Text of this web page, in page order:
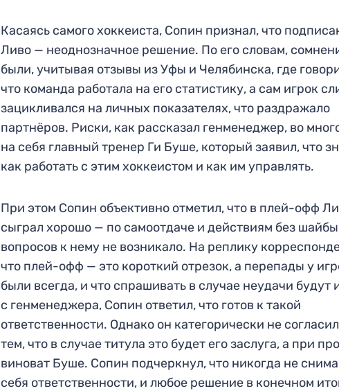
Касаясь самого хоккеиста, Сопин признал, что
Ливо — неоднозначное решение. По его словам,
были, учитывая отзывы из Уфы и Челябинска, где
что команда работала на его статистику, а сам игрок
зацикливался на личных показателях, что раздражало
партнёров. Риски, как рассказал генменеджер, во
на себя главный тренер Ги Буше, который заявил, что
как работать с этим хоккеистом и как им управлять.
При этом Сопин объективно отметил, что в плей-офф
сыграл хорошо — по самоотдаче и действиям без шайбы
вопросов к нему не возникало. На реплику
что плей-офф — это короткий отрезок, а перепады у
были всегда, и что спрашивать в случае неудачи будут
с генменеджера, Сопин ответил, что готов к такой
ответственности. Однако он категорически не
тем, что в случае титула это будет его заслуга, а при
виноват Буше. Сопин подчеркнул, что никогда не
себя ответственности, и любое решение в конечном